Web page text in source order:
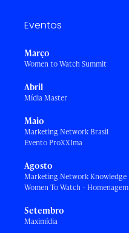
Eventos
Março
Women to Watch Summit
Abril
Mídia Master
Maio
Marketing Network Brasil
Evento ProXXIma
Agosto
Marketing Network Knowledge
Women To Watch - Homenagem
Setembro
Maximídia